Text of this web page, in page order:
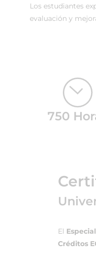
Los estudiantes
evaluación y
750
El
Créditos